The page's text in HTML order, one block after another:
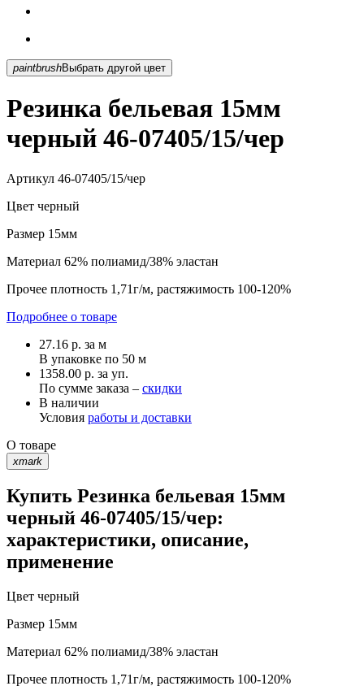
paintbrush Выбрать другой цвет
Резинка бельевая 15мм
черный 46-07405/15/чер
Артикул 46-07405/15/чер
Цвет черный
Размер 15мм
Материал 62% полиамид/38% эластан
Прочее плотность 1,71г/м, растяжимость 100-120%
Подробнее о товаре
27.16 р. за м
В упаковке по 50 м
1358.00 р. за уп.
По сумме заказа – скидки
В наличии
Условия работы и доставки
О товаре
xmark
Купить Резинка бельевая 15мм
черный 46-07405/15/чер:
характеристики, описание,
применение
Цвет черный
Размер 15мм
Материал 62% полиамид/38% эластан
Прочее плотность 1,71г/м, растяжимость 100-120%